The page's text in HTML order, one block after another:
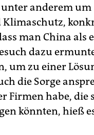
unter anderem um
man China
dazu
um zu einer
die Sorge
Firmen habe, die
könnten, hieß